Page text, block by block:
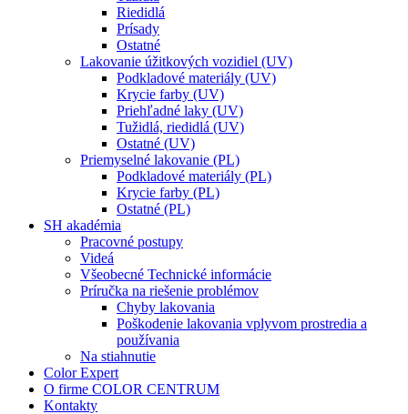
Riedidlá
Prísady
Ostatné
Lakovanie úžitkových vozidiel (UV)
Podkladové materiály (UV)
Krycie farby (UV)
Priehľadné laky (UV)
Tužidlá, riedidlá (UV)
Ostatné (UV)
Priemyselné lakovanie (PL)
Podkladové materiály (PL)
Krycie farby (PL)
Ostatné (PL)
SH akadémia
Pracovné postupy
Videá
Všeobecné Technické informácie
Príručka na riešenie problémov
Chyby lakovania
Poškodenie lakovania vplyvom prostredia a
používania
Na stiahnutie
Color Expert
O firme COLOR CENTRUM
Kontakty